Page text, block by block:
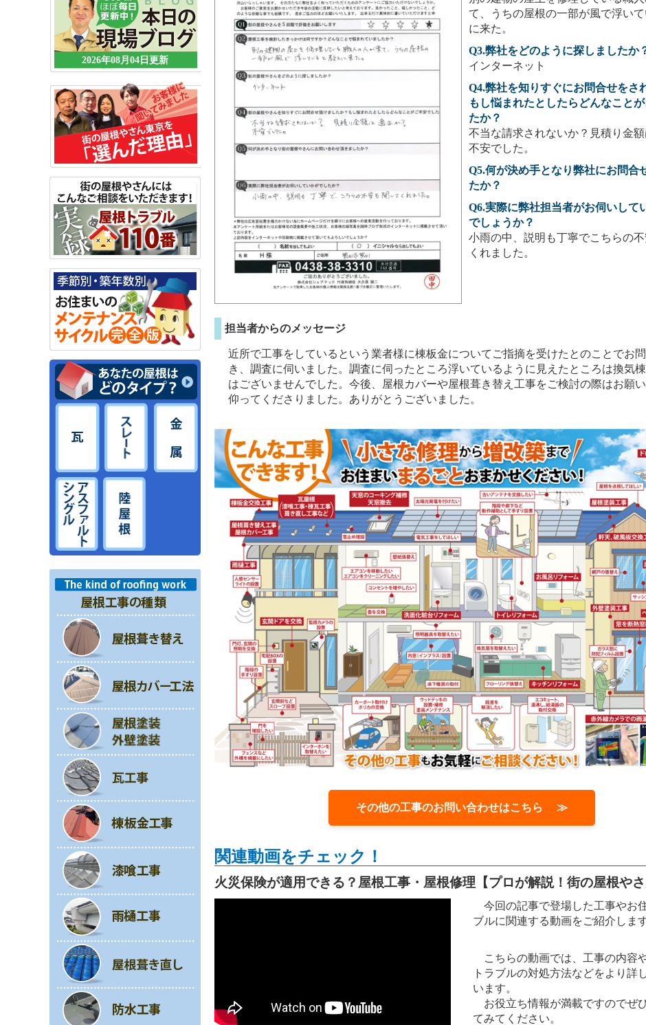
2026年08月04日更新
て、うちの屋根の一部が風で浮いて
に来た。
Q3.弊社をどのように探しましたか
インターネット
Q4.弊社を知りすぐにお問合せをさ
もし悩まれたとしたらどんなこと
たか？
不当な請求されないか？見積り金額
不安でした。
Q5.何が決め手となり弊社にお問合
たか？
Q6.実際に弊社担当者がお伺いして
でしょうか？
小雨の中、説明も丁寧でこちらの
くれました。
担当者からのメッセージ
近所で工事をしているという業者様に棟板金についてご指摘を受けたとのことでお
き、調査に伺いました。調査に伺ったところ浮いているように見えたところは換気
はございませんでした。今後、屋根カバーや屋根葺き替え工事をご検討の際はお願
仰ってくださりました。ありがとうございました。
その他の工事のお問い合わせはこちら ≫
関連動画をチェック！
火災保険が適用できる？屋根工事・屋根修理【プロが解説！街の屋根やさ
今回の記事で登場した工事やお
ブルに関連する動画をご紹介しま
こちらの動画では、工事の内容
トラブルの対処方法などをより詳
います。
お役立ち情報が満載ですのでぜ
てみてください。